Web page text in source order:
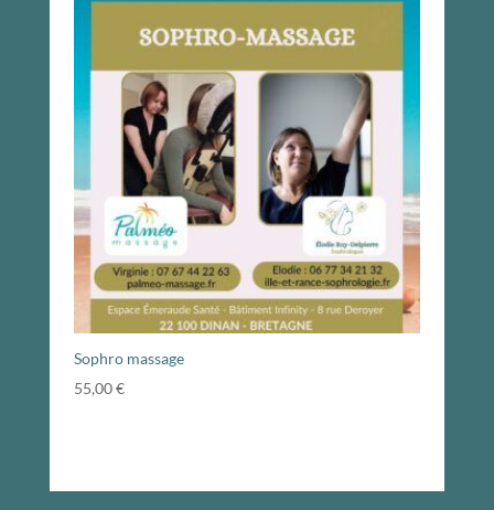
à
55,00 €
Sophro massage
55,00€